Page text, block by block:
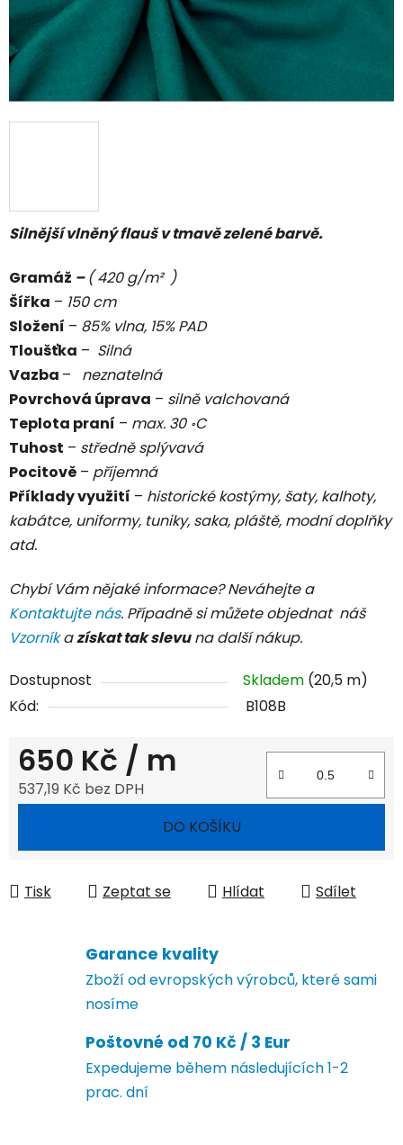
Silnější vlněný flauš v tmavě zelené barvě.
Gramáž –( 420 g/m² )
Šířka – 150 cm
Složení – 85% vlna, 15% PAD
Tloušťka – Silná
Vazba – neznatelná
Povrchová úprava – silně valchovaná
Teplota praní – max. 30 ॰C
Tuhost – středně splývavá
Pocitově – příjemná
Příklady využití – historické kostýmy, šaty, kalhoty,
kabátce, uniformy, tuniky, saka, pláště, modní doplňky
atd.
Chybí Vám nějaké informace? Neváhejte a
Kontaktujte nás. Případně si můžete objednat náš
Vzorníkazískat tak slevuna další nákup.
Dostupnost Skladem (20,5 m)
Kód:
B108B
650 Kč / m
537,19 Kč bez DPH
DO KOŠÍKU
Tisk Zeptat se Hlídat Sdílet
Garance kvality
Zboží od evropských výrobců, které sami
nosíme
Poštovné od 70 Kč / 3 Eur
Expedujeme během následujících 1-2
prac. dní